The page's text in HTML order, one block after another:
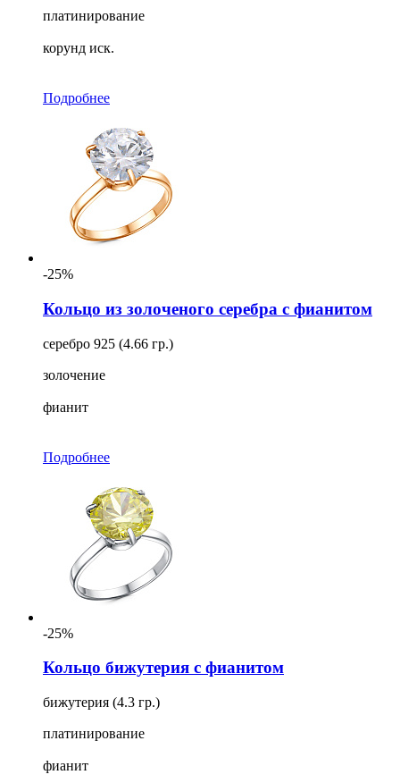
платинирование
корунд иск.
Подробнее
-25%
Кольцо из золоченого серебра с фианитом
серебро 925 (4.66 гр.)
золочение
фианит
Подробнее
-25%
Кольцо бижутерия с фианитом
бижутерия (4.3 гр.)
платинирование
фианит